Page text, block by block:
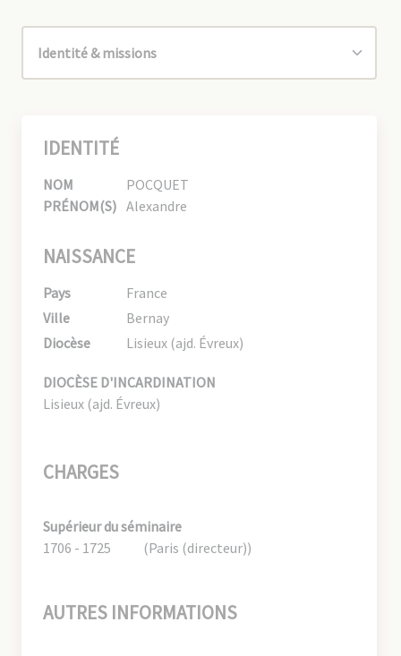
IDENTITÉ
NOM
POCQUET
PRÉNOM(S) Alexandre
NAISSANCE
Pays
France
Ville
Bernay
Diocèse
Lisieux (ajd. Évreux)
DIOCÈSE D'INCARDINATION
Lisieux (ajd. Évreux)
CHARGES
Supérieur du séminaire
1706 - 1725
(Paris (directeur))
AUTRES INFORMATIONS